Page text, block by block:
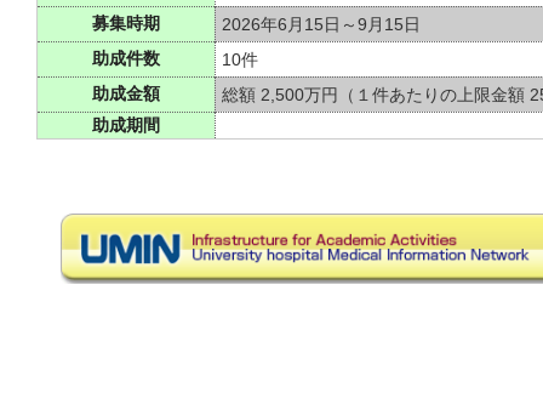
募集時期
2026年6月15日～9月15日
助成件数
10件
助成金額
総額 2,500万円（１件あたりの上限金額
助成期間